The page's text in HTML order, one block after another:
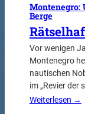
Montenegro:
Berge
Vor wenigen
Montenegro
nautischen
im „Revier der
Weiterlesen →